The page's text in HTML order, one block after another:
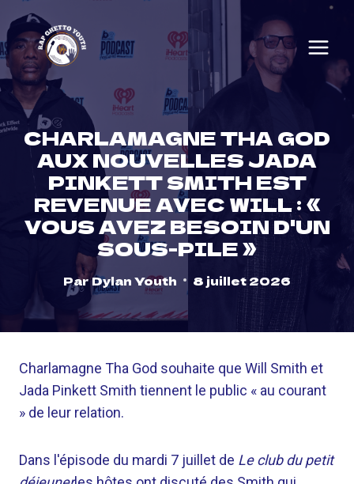
to
content
CHARLAMAGNE THA GOD
AUX NOUVELLES JADA
PINKETT SMITH EST
REVENUE AVEC WILL : «
VOUS AVEZ BESOIN D'UN
SOUS-PILE »
ParDylan Youth 8 juillet 2026
Charlamagne Tha God souhaite que Will Smith et
Jada Pinkett Smith tiennent le public « au courant
» de leur relation.
Dans l'épisode du mardi 7 juillet de Le club du petit